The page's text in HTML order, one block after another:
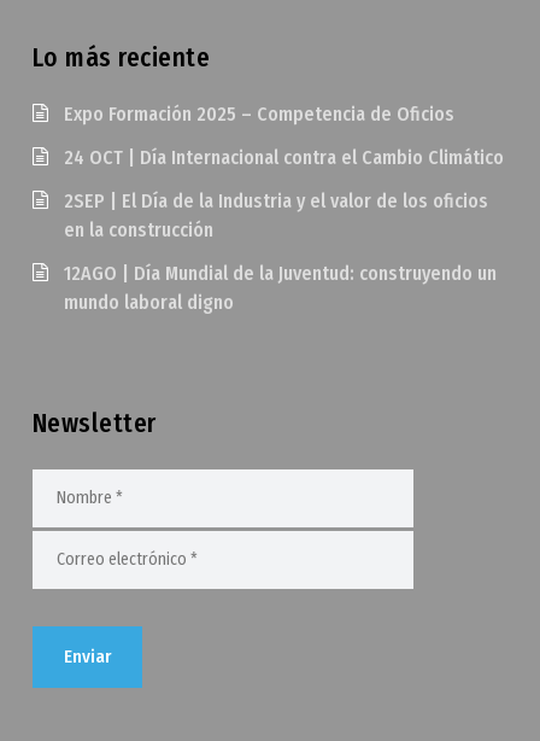
Lo más reciente
Expo Formación 2025 – Competencia de Oficios
24 OCT | Día Internacional contra el Cambio Climático
2SEP | El Día de la Industria y el valor de los oficios
en la construcción
12AGO | Día Mundial de la Juventud: construyendo un
mundo laboral digno
Newsletter